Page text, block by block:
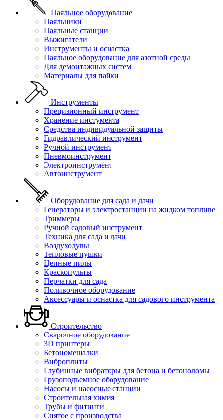
Паяльное оборудование
Паяльники
Паяльные станции
Выжигатели
Инструменты и оснастка
Паяльное оборудование для азотной среды
Для демонтажных систем
Материалы для пайки
Инструменты
Прецизионный инструмент
Хранение инстумента
Средства индивидуальной защиты
Гидравлический инструмент
Ручной инструмент
Пневмоинструмент
Электроинструмент
Автоинструмент
Оборудование для сада и дачи
Генераторы и электростанции на жидком топливе
Триммеры
Ручной садовый инструмент
Техника для сада и дачи
Воздуходувы
Тепловые пушки
Цепные пилы
Краскопульты
Перчатки для сада
Поливочное оборудование
Аксессуары и оснастка для садового инструмента
Строительство
Сварочное оборудование
3D принтеры
Бетономешалки
Виброплиты
Глубинные вибраторы для бетона и бетоноломы
Грузоподъемное оборудование
Насосы и насосные станции
Строительная химия
Трубы и фитинги
Снятое с производства